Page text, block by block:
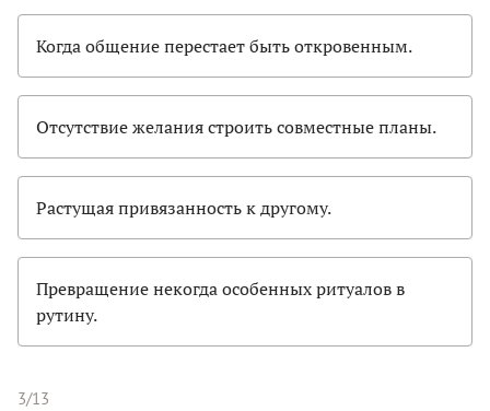
Когда общение перестает быть откровенным.
Отсутствие желания строить совместные планы.
Растущая привязанность к другому.
Превращение некогда особенных ритуалов в
рутину.
3/13